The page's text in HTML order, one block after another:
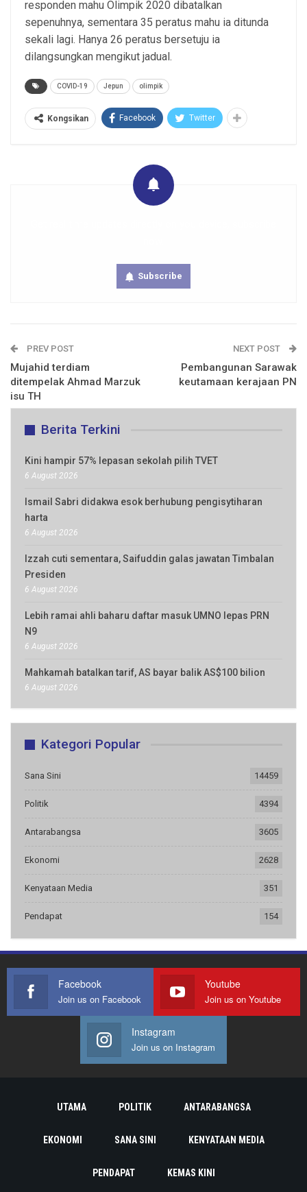
responden mahu Olimpik 2020 dibatalkan
sepenuhnya, sementara 35 peratus mahu ia ditunda
sekali lagi. Hanya 26 peratus bersetuju ia
dilangsungkan mengikut jadual.
COVID-19 Jepun olimpik
Kongsikan Facebook Twitter
Subscribe
PREV POST
Mujahid terdiam
ditempelak Ahmad Marzuk
isu TH
NEXT POST
Pembangunan Sarawak
keutamaan kerajaan PN
Berita Terkini
Kini hampir 57% lepasan sekolah pilih TVET
6 August 2026
Ismail Sabri didakwa esok berhubung pengisytiharan
harta
6 August 2026
Izzah cuti sementara, Saifuddin galas jawatan Timbalan
Presiden
6 August 2026
Lebih ramai ahli baharu daftar masuk UMNO lepas PRN
N9
6 August 2026
Mahkamah batalkan tarif, AS bayar balik AS$100 bilion
6 August 2026
Kategori Popular
Sana Sini 14459
Politik 4394
Antarabangsa 3605
Ekonomi 2628
Kenyataan Media 351
Pendapat 154
Facebook
Join us on Facebook
Youtube
Join us on Youtube
Instagram
Join us on Instagram
UTAMA POLITIK ANTARABANGSA
EKONOMI SANA SINI KENYATAAN MEDIA
PENDAPAT KEMAS KINI